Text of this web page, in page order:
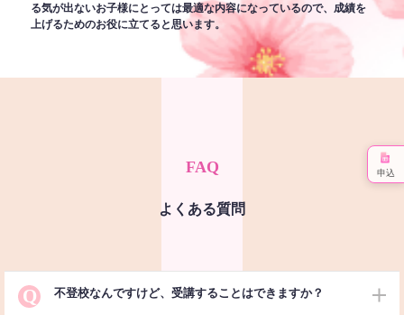
る気が出ないお子様にとっては最適な内容になっているので、成績を
上げるためのお役に立てると思います。
FAQ
よくある質問
Q 不登校なんですけど、受講することはできますか？
申込